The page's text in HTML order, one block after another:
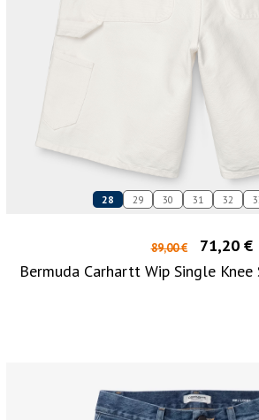
28 29 30 31 32
89,00 €
71,20 €
Bermuda Carhartt Wip Single Knee